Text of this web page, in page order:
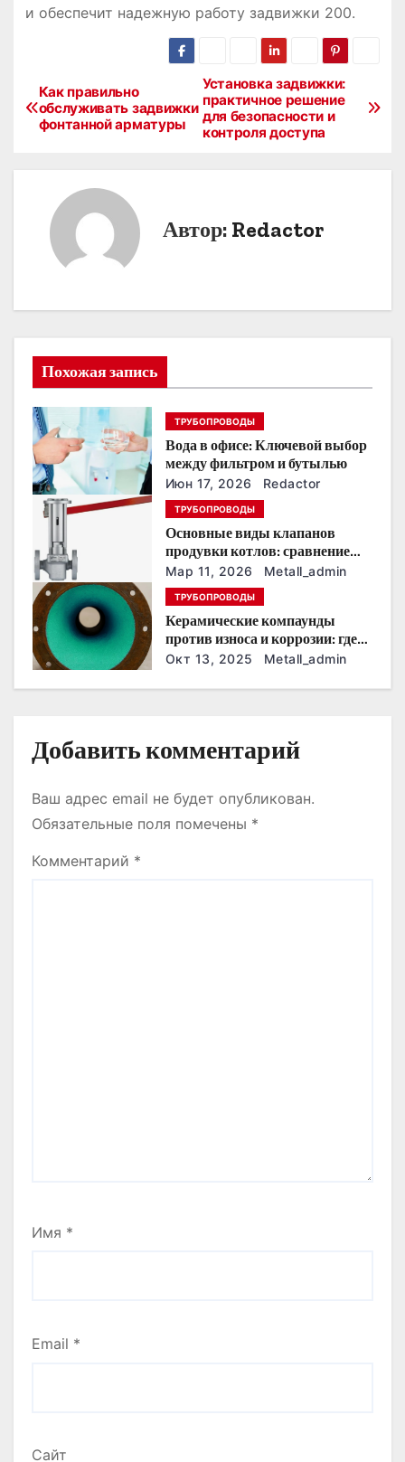
и обеспечит надежную работу задвижки 200.
Н
ц
я
п
о
з
п
и
с
я
Установка задвижки:
практичное решение
для безопасности и
контроля доступа
Как правильно
обслуживать задвижки
фонтанной арматуры
Автор: Redactor
Похожая запись
ТРУБОПРОВОДЫ
Вода в офисе: Ключевой выбор
между фильтром и бутылью
Июн 17, 2026 Redactor
ТРУБОПРОВОДЫ
Основные виды клапанов
продувки котлов: сравнение
устройств и характеристик
Мар 11, 2026 Metall_admin
ТРУБОПРОВОДЫ
Керамические компаунды
против износа и коррозии: где
они работают эффективнее
Окт 13, 2025 Metall_admin
Добавить комментарий
Ваш адрес email не будет опубликован.
Обязательные поля помечены *
Комментарий *
Имя *
Email *
Сайт